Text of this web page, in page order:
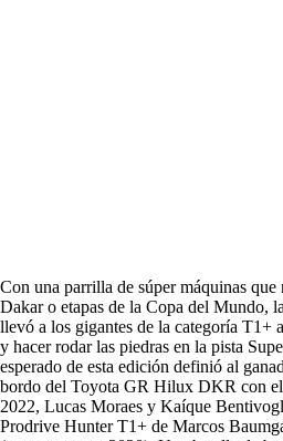
Con una parrilla de súper máquinas
Dakar o etapas de la Copa del Mundo,
llevó a los gigantes de la categoría T1+
y hacer rodar las piedras en la pista
esperado de esta edición definió al
bordo del Toyota GR Hilux DKR con
2022, Lucas Moraes y Kaíque
Prodrive Hunter T1+ de Marcos